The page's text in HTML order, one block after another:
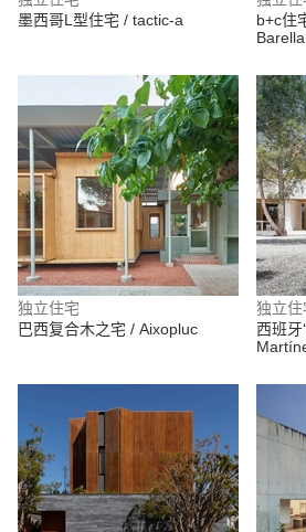
墨西哥L型住宅 / tactic-a
b+c住
独立住宅
巴西复合木之宅 / Aixopluc
独立住
西班牙